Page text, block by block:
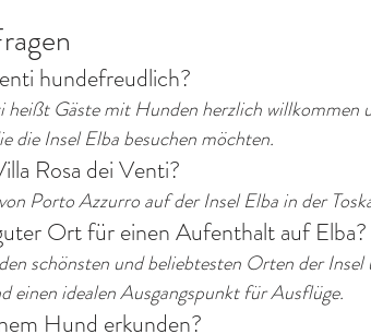
hundefreudlich?
Gäste mit Hunden herzlich willkommen
die Insel Elba besuchen möchten.
Rosa dei Venti?
Porto Azzurro auf der Insel Elba in der
Ort für einen Aufenthalt auf Elba?
schönsten und beliebtesten Orten der
einen idealen Ausgangspunkt für Ausflüge.
Hund erkunden?